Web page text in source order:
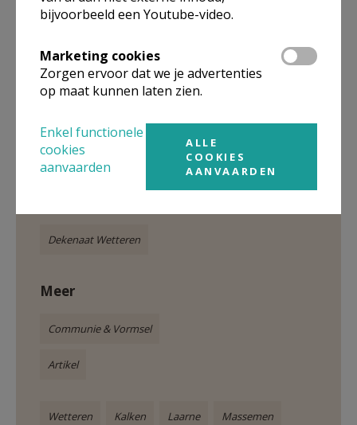
Vormsel dekenaat Wetteren 2018
Dekenaat Wetteren
Meer
Communie & Vormsel
Artikel
Wetteren Kalken Laarne Massemen
bijvoorbeeld een Youtube-video.
Marketing cookies
Zorgen ervoor dat we je advertenties
op maat kunnen laten zien.
Enkel functionele
cookies
aanvaarden
ALLE
COOKIES
AANVAARDEN